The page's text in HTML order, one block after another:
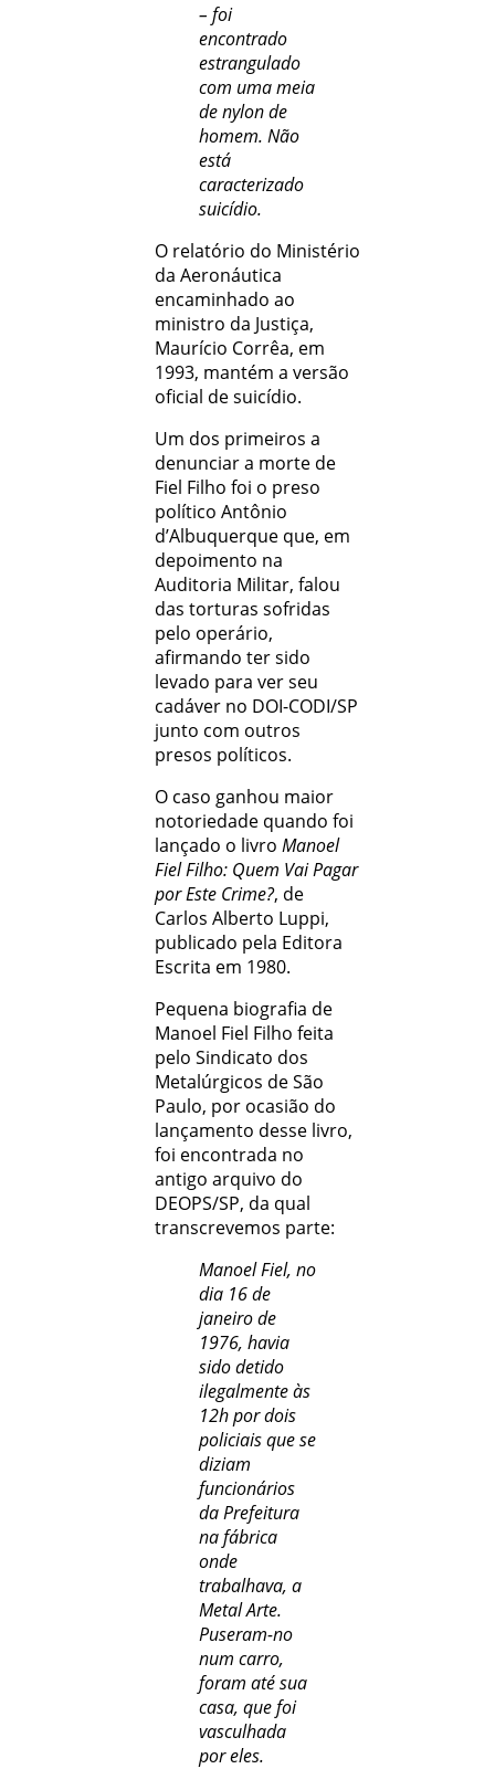
– foi
encontrado
estrangulado
com uma meia
de nylon de
homem. Não
está
caracterizado
suicídio.
O relatório do Ministério
da Aeronáutica
encaminhado ao
ministro da Justiça,
Maurício Corrêa, em
1993, mantém a versão
oficial de suicídio.
Um dos primeiros a
denunciar a morte de
Fiel Filho foi o preso
político Antônio
d’Albuquerque que, em
depoimento na
Auditoria Militar, falou
das torturas sofridas
pelo operário,
afirmando ter sido
levado para ver seu
cadáver no DOI-CODI/SP
junto com outros
presos políticos.
O caso ganhou maior
notoriedade quando foi
lançado o livroManoel
Fiel Filho: Quem Vai Pagar
por Este Crime?, de
Carlos Alberto Luppi,
publicado pela Editora
Escrita em 1980.
Pequena biografia de
Manoel Fiel Filho feita
pelo Sindicato dos
Metalúrgicos de São
Paulo, por ocasião do
lançamento desse livro,
foi encontrada no
antigo arquivo do
DEOPS/SP, da qual
transcrevemos parte:
Manoel Fiel, no
dia 16 de
janeiro de
1976, havia
sido detido
ilegalmente às
12h por dois
policiais que se
diziam
funcionários
da Prefeitura
na fábrica
onde
trabalhava, a
Metal Arte.
Puseram-no
num carro,
foram até sua
casa, que foi
vasculhada
por eles.